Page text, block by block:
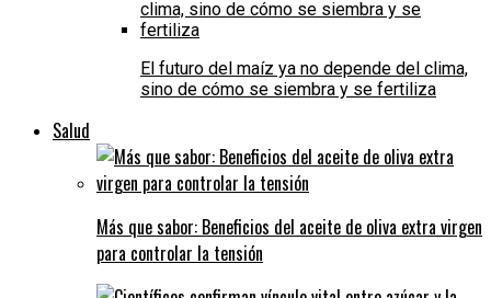
El futuro del maíz ya no depende del clima,
sino de cómo se siembra y se fertiliza
Salud
Más que sabor: Beneficios del aceite de oliva extra virgen
para controlar la tensión